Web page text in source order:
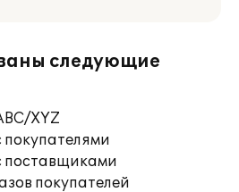
следующие
XYZ
поставщиками
покупателей